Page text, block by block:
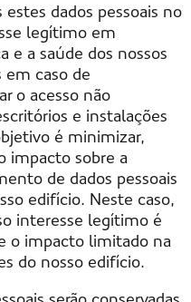
dados pessoais no
legítimo em
e a saúde dos nossos
caso de
o acesso não
e instalações
é minimizar,
impacto sobre a
de dados pessoais
edifício. Neste caso,
interesse legítimo é
o impacto limitado na
do nosso edifício.